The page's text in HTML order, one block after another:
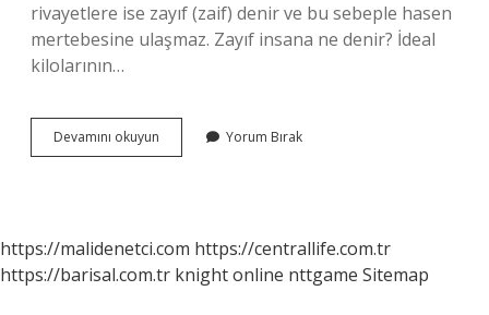
rivayetlere ise zayıf (zaif) denir ve bu sebeple hasen
mertebesine ulaşmaz. Zayıf insana ne denir? İdeal
kilolarının…
Devamını okuyun
Ve
Yorum Bırak
https://malidenetci.com https://centrallife.com.tr
https://barisal.com.tr knight online nttgame Sitemap